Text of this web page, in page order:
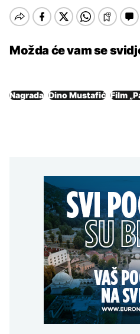
Možda će vam se
Nagrada Dino Mustafić Film